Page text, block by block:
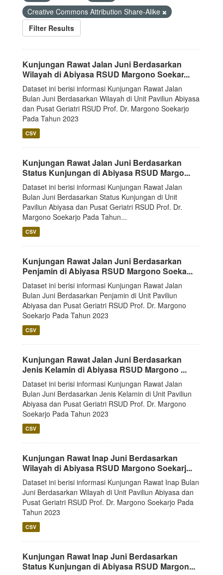
Creative Commons Attribution Share-Alike
Filter Results
Kunjungan Rawat Jalan Juni Berdasarkan
Wilayah di Abiyasa RSUD Margono Soekar...
Dataset ini berisi informasi Kunjungan Rawat Jalan
Bulan Juni Berdasarkan Wilayah di Unit Paviliun Abiyasa
dan Pusat Geriatri RSUD Prof. Dr. Margono Soekarjo
Pada Tahun 2023
CSV
Kunjungan Rawat Jalan Juni Berdasarkan
Status Kunjungan di Abiyasa RSUD Margo...
Dataset ini berisi informasi Kunjungan Rawat Jalan
Bulan Juni Berdasarkan Status Kunjungan di Unit
Paviliun Abiyasa dan Pusat Geriatri RSUD Prof. Dr.
Margono Soekarjo Pada Tahun...
CSV
Kunjungan Rawat Jalan Juni Berdasarkan
Penjamin di Abiyasa RSUD Margono Soeka...
Dataset ini berisi informasi Kunjungan Rawat Jalan
Bulan Juni Berdasarkan Penjamin di Unit Paviliun
Abiyasa dan Pusat Geriatri RSUD Prof. Dr. Margono
Soekarjo Pada Tahun 2023
CSV
Kunjungan Rawat Jalan Juni Berdasarkan
Jenis Kelamin di Abiyasa RSUD Margono ...
Dataset ini berisi informasi Kunjungan Rawat Jalan
Bulan Juni Berdasarkan Jenis Kelamin di Unit Paviliun
Abiyasa dan Pusat Geriatri RSUD Prof. Dr. Margono
Soekarjo Pada Tahun 2023
CSV
Kunjungan Rawat Inap Juni Berdasarkan
Wilayah di Abiyasa RSUD Margono Soekarj...
Dataset ini berisi informasi Kunjungan Rawat Inap Bulan
Juni Berdasarkan Wilayah di Unit Paviliun Abiyasa dan
Pusat Geriatri RSUD Prof. Dr. Margono Soekarjo Pada
Tahun 2023
CSV
Kunjungan Rawat Inap Juni Berdasarkan
Status Kunjungan di Abiyasa RSUD Margon...